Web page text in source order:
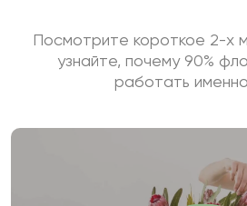
Посмотрите короткое 2-х
узнайте, почему 90%
работать